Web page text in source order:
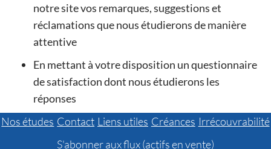
notre site vos remarques, suggestions et
réclamations que nous étudierons de manière
attentive
En mettant à votre disposition un questionnaire
de satisfaction dont nous étudierons les
réponses
Nos études Contact Liens utiles Créances Irrécouvrabilité
S'abonner aux flux (actifs en vente)